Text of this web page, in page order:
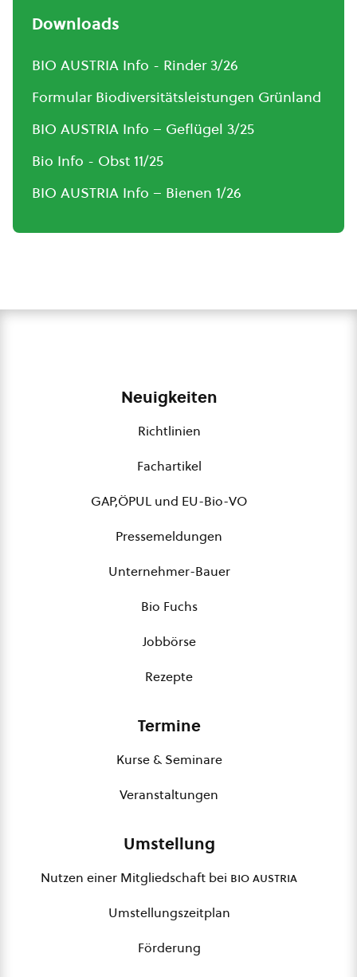
Downloads
BIO AUSTRIA Info - Rinder 3/26
Formular Biodiversitätsleistungen Grünland
BIO AUSTRIA Info – Geflügel 3/25
Bio Info - Obst 11/25
BIO AUSTRIA Info – Bienen 1/26
Neuigkeiten
Richtlinien
Fachartikel
GAP,ÖPUL und EU-Bio-VO
Pressemeldungen
Unternehmer-Bauer
Bio Fuchs
Jobbörse
Rezepte
Termine
Kurse & Seminare
Veranstaltungen
Umstellung
Nutzen einer Mitgliedschaft bei bio austria
Umstellungszeitplan
Förderung